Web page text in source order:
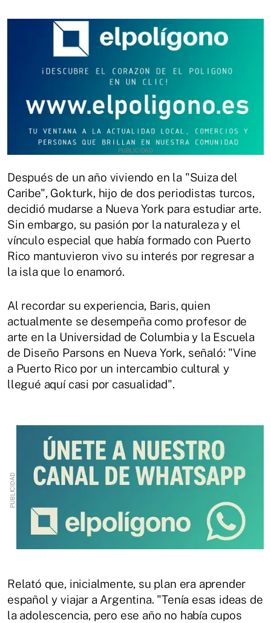
Después de un año viviendo en la "Suiza del
Caribe", Gokturk, hijo de dos periodistas turcos,
decidió mudarse a Nueva York para estudiar arte.
Sin embargo, su pasión por la naturaleza y el
vínculo especial que había formado con Puerto
Rico mantuvieron vivo su interés por regresar a
la isla que lo enamoró.
Al recordar su experiencia, Baris, quien
actualmente se desempeña como profesor de
arte en la Universidad de Columbia y la Escuela
de Diseño Parsons en Nueva York, señaló: "Vine
a Puerto Rico por un intercambio cultural y
llegué aquí casi por casualidad".
Relató que, inicialmente, su plan era aprender
español y viajar a Argentina. "Tenía esas ideas de
la adolescencia, pero ese año no había cupos